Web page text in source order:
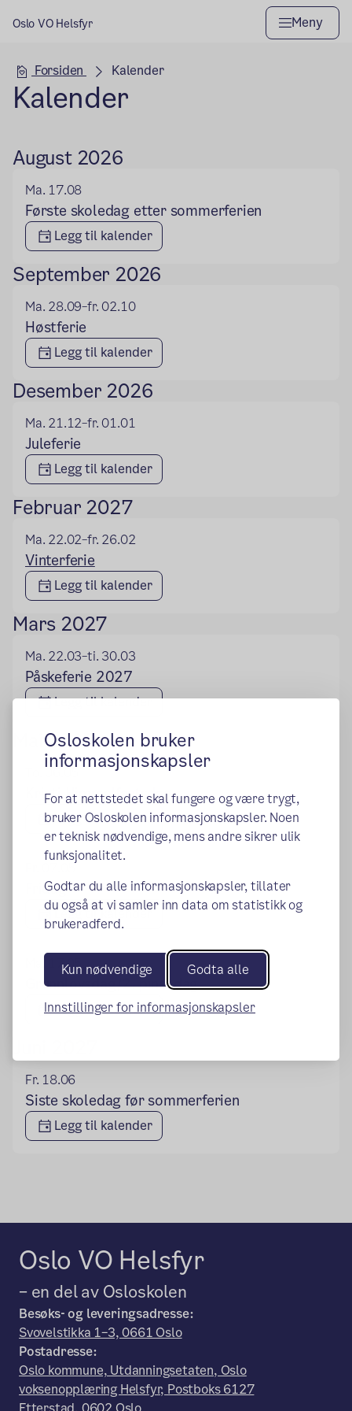
Osloskolen bruker
informasjonskapsler
For at nettstedet skal fungere og være trygt,
bruker Osloskolen informasjonskapsler. Noen
er teknisk nødvendige, mens andre sikrer ulik
funksjonalitet.
Godtar du alle informasjonskapsler, tillater
du også at vi samler inn data om statistikk og
brukeradferd.
Kun nødvendige Godta alle
Innstillinger for informasjonskapsler
Oslo VO Helsfyr Meny
Hovedseksjon
Forsiden Kalender
Kalender
August 2026
Ma. 17.08
Første skoledag etter sommerferien
Legg til kalender
September 2026
Ma. 28.09–fr. 02.10
Høstferie
Legg til kalender
Desember 2026
Ma. 21.12–fr. 01.01
Juleferie
Legg til kalender
Februar 2027
Ma. 22.02–fr. 26.02
Vinterferie
Legg til kalender
Mars 2027
Ma. 22.03–ti. 30.03
Påskeferie 2027
Legg til kalender
Mai 2027
To. 06.05
Kristi Himmelfartsdag
Legg til kalender
Fr. 07.05
Fridag
Legg til kalender
Ma. 17.05
Grunnlovsdag/2. pinsedag
Legg til kalender
Fr. 18.06
Siste skoledag før sommerferien
Legg til kalender
Oslo VO Helsfyr
– en del av Osloskolen
Besøks- og leveringsadresse:
Svovelstikka 1–3, 0661 Oslo
Postadresse:
Oslo kommune, Utdanningsetaten, Oslo
voksenopplæring Helsfyr, Postboks 6127